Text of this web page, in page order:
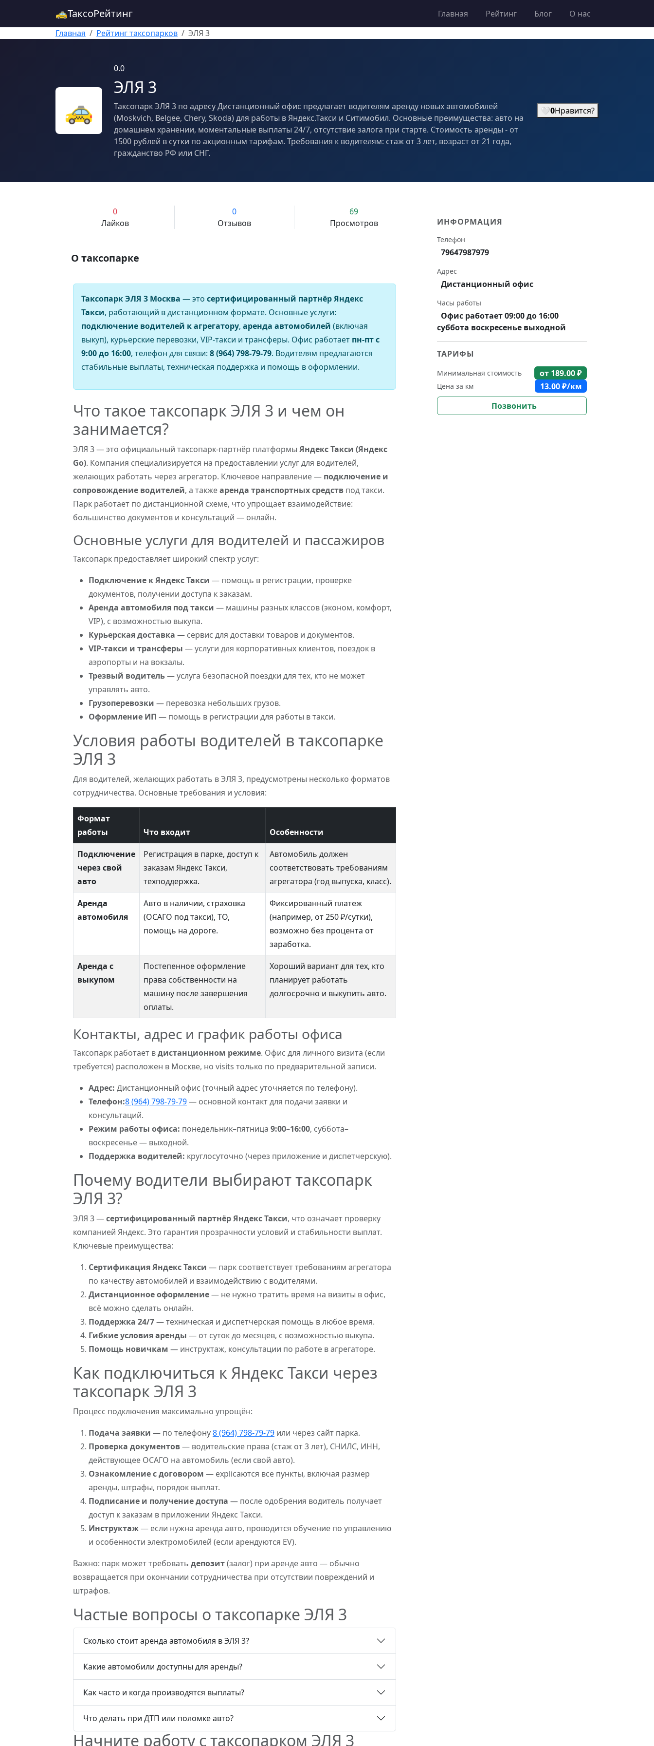
🚕ТаксоРейтинг Главная Рейтинг Блог
О нас
Главная
Рейтинг таксопарков ЭЛЯ 3
🚕
0.0
ЭЛЯ 3
Таксопарк ЭЛЯ 3 по адресу Дистанционный офис предлагает водителям аренду новых автомобилей
(Moskvich, Belgee, Chery, Skoda) для работы в Яндекс.Такси и Ситимобил. Основные преимущества: авто на
домашнем хранении, моментальные выплаты 24/7, отсутствие залога при старте. Стоимость аренды - от
1500 рублей в сутки по акционным тарифам. Требования к водителям: стаж от 3 лет, возраст от 21 года,
гражданство РФ или СНГ.
🤍0Нравится?
0
Лайков
0
Отзывов
69
Просмотров
О таксопарке
Таксопарк ЭЛЯ 3 Москва — это сертифицированный партнёр Яндекс
Такси, работающий в дистанционном формате. Основные услуги:
подключение водителей к агрегатору, аренда автомобилей (включая
выкуп), курьерские перевозки, VIP-такси и трансферы. Офис работает пн-пт с
9:00 до 16:00, телефон для связи: 8 (964) 798-79-79. Водителям предлагаются
стабильные выплаты, техническая поддержка и помощь в оформлении.
Что такое таксопарк ЭЛЯ 3 и чем он
занимается?
ЭЛЯ 3 — это официальный таксопарк-партнёр платформы Яндекс Такси (Яндекс
Go). Компания специализируется на предоставлении услуг для водителей,
желающих работать через агрегатор. Ключевое направление — подключение и
сопровождение водителей, а такжеаренда транспортных средств под такси.
Парк работает по дистанционной схеме, что упрощает взаимодействие:
большинство документов и консультаций — онлайн.
Основные услуги для водителей и пассажиров
Таксопарк предоставляет широкий спектр услуг:
Подключение к Яндекс Такси — помощь в регистрации, проверке
документов, получении доступа к заказам.
Аренда автомобиля под такси — машины разных классов (эконом, комфорт,
VIP), с возможностью выкупа.
Курьерская доставка — сервис для доставки товаров и документов.
VIP-такси и трансферы — услуги для корпоративных клиентов, поездок в
аэропорты и на вокзалы.
Трезвый водитель— услуга безопасной поездки для тех, кто не может
управлять авто.
Грузоперевозки — перевозка небольших грузов.
Оформление ИП — помощь в регистрации для работы в такси.
Условия работы водителей в таксопарке
ЭЛЯ 3
Для водителей, желающих работать в ЭЛЯ 3, предусмотрены несколько форматов
сотрудничества. Основные требования и условия:
Формат
работы
Что входит Особенности
Подключение
через свой
авто
Регистрация в парке, доступ к
заказам Яндекс Такси,
техподдержка.
Автомобиль должен
соответствовать требованиям
агрегатора (год выпуска, класс).
Аренда
автомобиля
Авто в наличии, страховка
(ОСАГО под такси), ТО,
помощь на дороге.
Фиксированный платеж
(например, от 250 ₽/сутки),
возможно без процента от
заработка.
Аренда с
выкупом
Постепенное оформление
права собственности на
машину после завершения
оплаты.
Хороший вариант для тех, кто
планирует работать
долгосрочно и выкупить авто.
Контакты, адрес и график работы офиса
Таксопарк работает вдистанционном режиме. Офис для личного визита (если
требуется) расположен в Москве, но visits только по предварительной записи.
Адрес: Дистанционный офис (точный адрес уточняется по телефону).
Телефон:8 (964) 798-79-79— основной контакт для подачи заявки и
консультаций.
Режим работы офиса: понедельник–пятница 9:00–16:00, суббота–
воскресенье — выходной.
Поддержка водителей: круглосуточно (через приложение и диспетчерскую).
Почему водители выбирают таксопарк
ЭЛЯ 3?
ЭЛЯ 3 —сертифицированный партнёр Яндекс Такси, что означает проверку
компанией Яндекс. Это гарантия прозрачности условий и стабильности выплат.
Ключевые преимущества:
Сертификация Яндекс Такси — парк соответствует требованиям агрегатора
по качеству автомобилей и взаимодействию с водителями.
Дистанционное оформление— не нужно тратить время на визиты в офис,
всё можно сделать онлайн.
Поддержка 24/7— техническая и диспетчерская помощь в любое время.
Гибкие условия аренды — от суток до месяцев, с возможностью выкупа.
Помощь новичкам — инструктаж, консультации по работе в агрегаторе.
Как подключиться к Яндекс Такси через
таксопарк ЭЛЯ 3
Процесс подключения максимально упрощён:
Подача заявки — по телефону8 (964) 798-79-79 или через сайт парка.
Проверка документов— водительские права (стаж от 3 лет), СНИЛС, ИНН,
действующее ОСАГО на автомобиль (если свой авто).
Ознакомление с договором — explicaются все пункты, включая размер
аренды, штрафы, порядок выплат.
Подписание и получение доступа — после одобрения водитель получает
доступ к заказам в приложении Яндекс Такси.
Инструктаж— если нужна аренда авто, проводится обучение по управлению
и особенности электромобилей (если арендуются EV).
Важно: парк может требовать депозит(залог) при аренде авто — обычно
возвращается при окончании сотрудничества при отсутствии повреждений и
штрафов.
Частые вопросы о таксопарке ЭЛЯ 3
Сколько стоит аренда автомобиля в ЭЛЯ 3?
Какие автомобили доступны для аренды?
Как часто и когда производятся выплаты?
Что делать при ДТП или поломке авто?
Начните работу с таксопарком ЭЛЯ 3
ИНФОРМАЦИЯ
Телефон
79647987979
Адрес
Дистанционный офис
Часы работы
Офис работает 09:00 до 16:00
суббота воскресенье выходной
ТАРИФЫ
Минимальная стоимость от 189.00₽
Цена за км 13.00₽/км
Позвонить